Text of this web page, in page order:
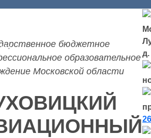
бюджетное
образовательное
Московской области
д.